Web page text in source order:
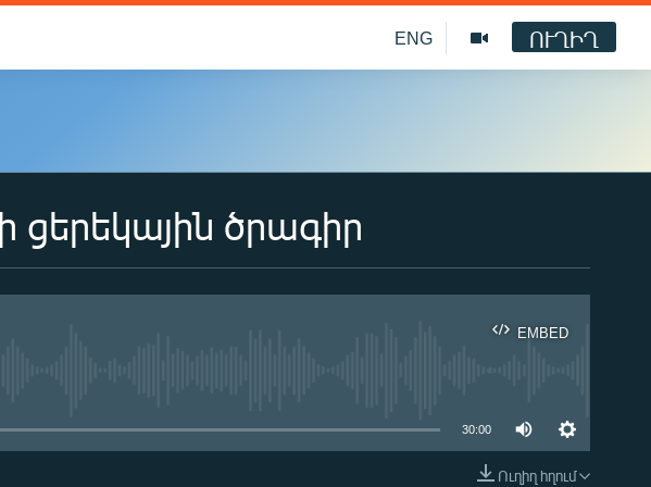
ENG ՈՒՂԻՂ
ցերեկային ծրագիր
EMBED
30:00
Ուղիղ հղում